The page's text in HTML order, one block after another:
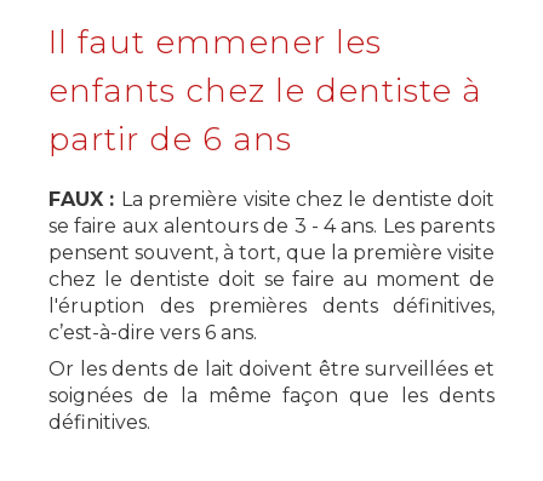
Il faut emmener les
enfants chez le dentiste à
partir de 6 ans
FAUX : La première visite chez le dentiste doit
se faire aux alentours de 3 - 4 ans. Les parents
pensent souvent, à tort, que la première visite
chez le dentiste doit se faire au moment de
l'éruption des premières dents définitives,
c’est-à-dire vers 6 ans.
Or les dents de lait doivent être surveillées et
soignées de la même façon que les dents
définitives.